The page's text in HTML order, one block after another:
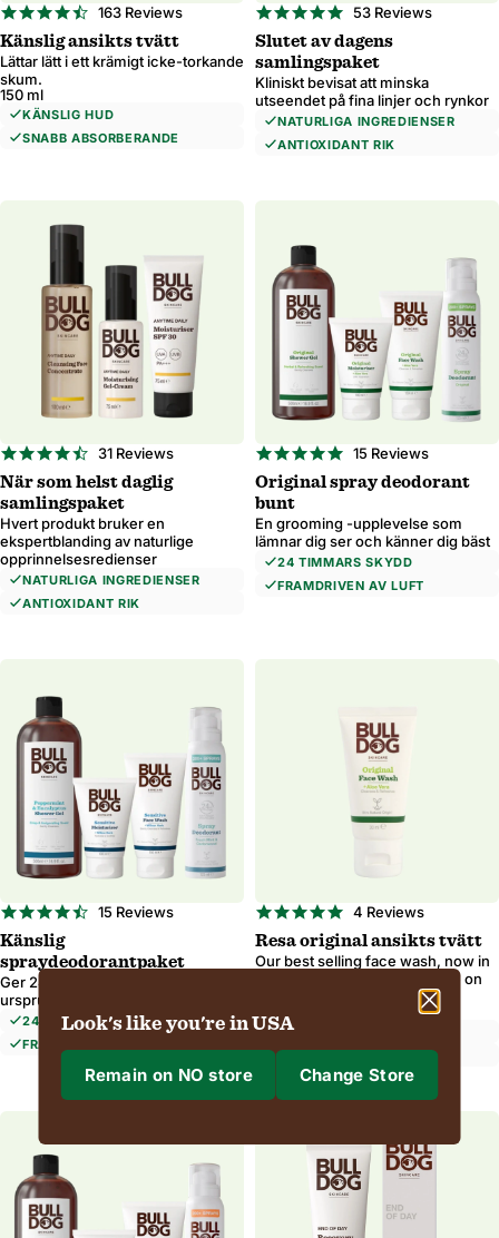
Look's like you're in USA
Remain on NO store Change Store
4.7
star
rating
163 Reviews
Känslig ansikts tvätt
Lättar lätt i ett krämigt icke-torkande
skum.
150 ml
KÄNSLIG HUD
SNABB ABSORBERANDE
4.9
star
rating
53 Reviews
Slutet av dagens
samlingspaket
Kliniskt bevisat att minska
utseendet på fina linjer och rynkor
NATURLIGA INGREDIENSER
ANTIOXIDANT RIK
4.6
star
rating
31 Reviews
När som helst daglig
samlingspaket
Hvert produkt bruker en
ekspertblanding av naturlige
opprinnelsesredienser
NATURLIGA INGREDIENSER
ANTIOXIDANT RIK
4.9
rating
15 Reviews
Original spray deodorant
bunt
En grooming -upplevelse som
lämnar dig ser och känner dig bäst
24 TIMMARS SKYDD
FRAMDRIVEN AV LUFT
4.7
15 Reviews
Känslig
spraydeodorantpaket
Ger 24 timmars skydd och naturliga
ursprung.
24 TIMMARS SKYDD
FRAMDRIVEN AV LUFT
4.8
star
rating
4 Reviews
Resa original ansikts tvätt
Our best selling face wash, now in
travel size. Perfect for anyone on
RESESTORLEK
100% NATURLIG